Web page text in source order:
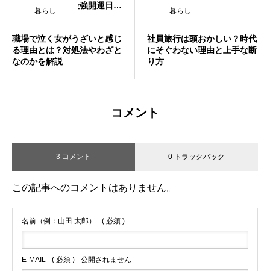
日カレンダー】最強開運日ラ
ンキング付！天赦日・一粒万
日・不成就日・結婚・入籍・
引越し
暮らし
職場で泣く女がうざいと感じ
る理由とは？対処法やわざと
なのかを解説
暮らし
社員旅行は頭おかしい？時代
にそぐわない理由と上手な断
り方
コメント
3 コメント 0 トラックバック
この記事へのコメントはありません。
名前（例：山田 太郎） ( 必須 )
E-MAIL ( 必須 ) - 公開されません -